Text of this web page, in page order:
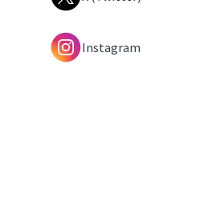
Instagram